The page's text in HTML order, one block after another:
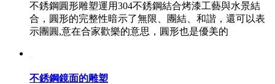
不銹鋼圓形雕塑運用304不銹鋼結合烤漆工藝與水景結
合，圓形的完整性暗示了無限、團結、和諧，還可以表
示團圓,意在合家歡樂的意思，圓形也是優美的
不銹鋼鏡面的雕塑